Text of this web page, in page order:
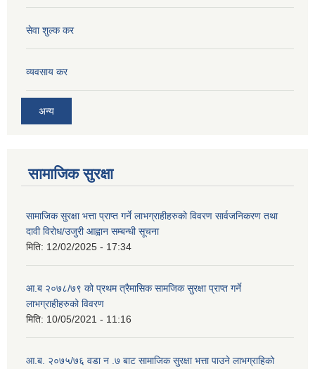
सेवा शुल्क कर
व्यवसाय कर
अन्य
सामाजिक सुरक्षा
सामाजिक सुरक्षा भत्ता प्राप्त गर्ने लाभग्राहीहरुको विवरण सार्वजनिकरण तथा
दावी विरोध/उजुरी आह्वान सम्बन्धी सूचना
मिति: 12/02/2025 - 17:34
आ.ब २०७८/७९ को प्रथम त्रैमासिक सामजिक सुरक्षा प्राप्त गर्ने
लाभग्राहीहरुको विवरण
मिति: 10/05/2021 - 11:16
आ.ब. २०७५/७६ वडा न .७ बाट सामाजिक सुरक्षा भत्ता पाउने लाभग्राहिको